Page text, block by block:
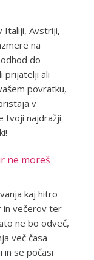
Italiji, Avstriji,
na
do
prijatelji ali
povratku,
v
tvoji najdražji
ne moreš
kaj hitro
in večerov ter
ne bo odveč,
več časa
se počasi